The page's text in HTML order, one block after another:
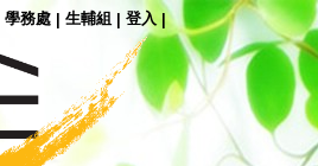
學務處| 生輔組 | 登入 |